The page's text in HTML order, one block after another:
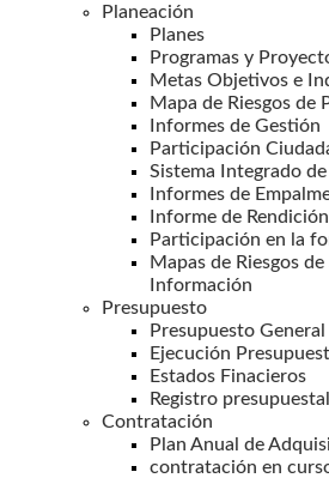
Planeación
Planes
Programas y
Metas Objetivos e
Mapa de Riesgos de
Informes de Gestión
Participación
Sistema Integrado
Informes de
Informe de
Participación en la
Mapas de Riesgos
Información
Presupuesto
Presupuesto General
Ejecución
Estados Finacieros
Registro
Contratación
Plan Anual de
contratación en